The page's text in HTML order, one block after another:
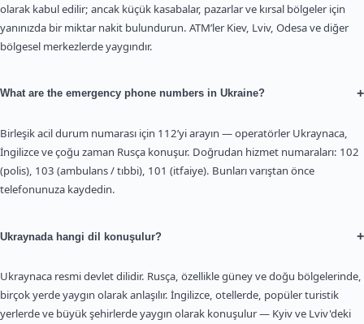
olarak kabul edilir; ancak küçük kasabalar, pazarlar ve kırsal bölgeler için
yanınızda bir miktar nakit bulundurun. ATM’ler Kiev, Lviv, Odesa ve diğer
bölgesel merkezlerde yaygındır.
What are the emergency phone numbers in Ukraine? +
Birleşik acil durum numarası için 112’yi arayın — operatörler Ukraynaca,
İngilizce ve çoğu zaman Rusça konuşur. Doğrudan hizmet numaraları: 102
(polis), 103 (ambulans / tıbbi), 101 (itfaiye). Bunları varıştan önce
telefonunuza kaydedin.
Ukraynada hangi dil konuşulur? +
Ukraynaca resmi devlet dilidir. Rusça, özellikle güney ve doğu bölgelerinde,
birçok yerde yaygın olarak anlaşılır. İngilizce, otellerde, popüler turistik
yerlerde ve büyük şehirlerde yaygın olarak konuşulur — Kyiv ve Lviv'deki